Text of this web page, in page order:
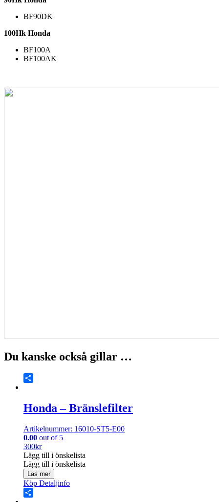
BF90DK
100Hk Honda
BF100A
BF100AK
Du kanske också gillar …
Honda – Bränslefilter
Artikelnummer: 16010-ST5-E00
0.00 out of 5
300kr
Lägg till i önskelista
Lägg till i önskelista
Läs mer
Köp Detaljinfo